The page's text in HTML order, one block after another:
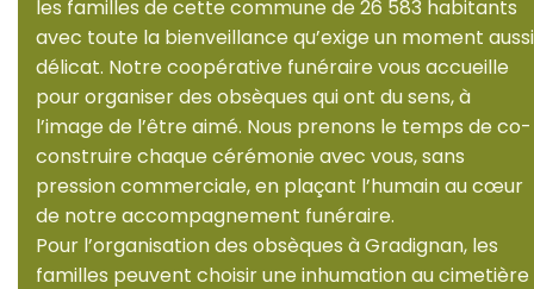
les familles de cette commune de 26 583 habitants
avec toute la bienveillance qu’exige un moment aussi
délicat. Notre coopérative funéraire vous accueille
pour organiser des obsèques qui ont du sens, à
l’image de l’être aimé. Nous prenons le temps de co-
construire chaque cérémonie avec vous, sans
pression commerciale, en plaçant l’humain au cœur
de notre accompagnement funéraire.
Pour l’organisation des obsèques à Gradignan, les
familles peuvent choisir une inhumation au cimetière